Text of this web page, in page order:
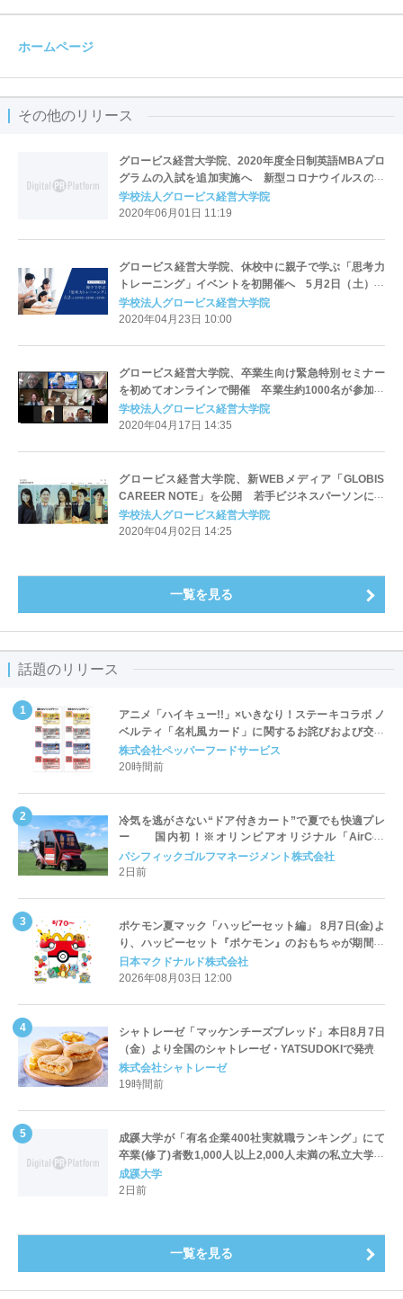
ホームページ
その他のリリース
グロービス経営大学院、2020年度全日制英語MBAプロ
グラムの入試を追加実施へ 新型コロナウイルスの影
響を受け、海外留学が困難なビジネススクール志願者
へ選択肢を提供
学校法人グロービス経営大学院
2020年06月01日 11:19
グロービス経営大学院、休校中に親子で学ぶ「思考力
トレーニング」イベントを初開催へ 5月2日（土）に
オンラインで、小学校高学年の子どもと親に向け無料
で実施
学校法人グロービス経営大学院
2020年04月23日 10:00
グロービス経営大学院、卒業生向け緊急特別セミナー
を初めてオンラインで開催 卒業生約1000名が参加、
各界リーダーらと「コロナショック」の今何をすべき
かを議論
学校法人グロービス経営大学院
2020年04月17日 14:35
グロービス経営大学院、新WEBメディア「GLOBIS
CAREER NOTE」を公開 若手ビジネスパーソンに向
け、キャリアや能力開発に役立つ記事を無料で提供
学校法人グロービス経営大学院
2020年04月02日 14:25
一覧を見る
話題のリリース
アニメ「ハイキュー!!」×いきなり！ステーキコラボ ノ
ベルティ「名札風カード」に関するお詫びおよび交換
対応についてのご案内
株式会社ペッパーフードサービス
20時間前
冷気を逃がさない“ドア付きカート”で夏でも快適プレ
ー 国内初！※オリンピアオリジナル「AirCon
Cart（エアコンカート）」導入 | ＰＧＭ
パシフィックゴルフマネージメント株式会社
2日前
ポケモン夏マック「ハッピーセット編」 8月7日(金)よ
り、ハッピーセット『ポケモン』のおもちゃが期間限
定登場
日本マクドナルド株式会社
2026年08月03日 12:00
シャトレーゼ「マッケンチーズブレッド」本日8月7日
（金）より全国のシャトレーゼ・YATSUDOKIで発売
株式会社シャトレーゼ
19時間前
成蹊大学が「有名企業400社実就職ランキング」にて
卒業(修了)者数1,000人以上2,000人未満の私立大学で
全国第1位を獲得！～実就職率は26.5%（前年比＋
4.3pt）に伸長、東京の私立大学でも10位にランクイン
成蹊大学
2日前
一覧を見る